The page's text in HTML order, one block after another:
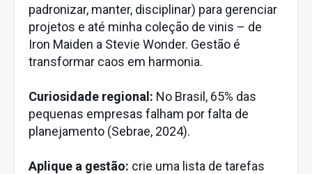
padronizar, manter, disciplinar) para gerenciar
projetos e até minha coleção de vinis – de
Iron Maiden a Stevie Wonder. Gestão é
transformar caos em harmonia.
Curiosidade regional: No Brasil, 65% das
pequenas empresas falham por falta de
planejamento (Sebrae, 2024).
Aplique a gestão: crie uma lista de tarefas